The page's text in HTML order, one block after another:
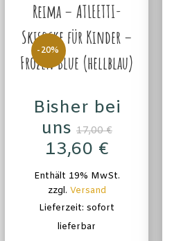
-20%
Reima – ATLEETTI-
Skisocke für Kinder –
Frozen Blue (hellblau)
Bisher bei
uns 17,00€
13,60 €
Enthält 19% MwSt.
zzgl. Versand
Lieferzeit: sofort
lieferbar